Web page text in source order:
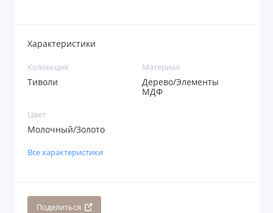
Характеристики
Коллекция
Тиволи
Материал
Дерево/Элементы
МДФ
Цвет
Молочный/Золото
Все характеристики
Поделиться